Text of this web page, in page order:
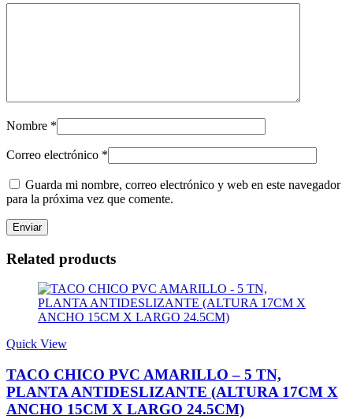
Nombre *
Correo electrónico *
Guarda mi nombre, correo electrónico y web en este navegador
para la próxima vez que comente.
Related products
Quick View
TACO CHICO PVC AMARILLO – 5 TN,
PLANTA ANTIDESLIZANTE (ALTURA 17CM X
ANCHO 15CM X LARGO 24.5CM)